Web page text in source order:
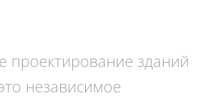
проектирование зданий
независимое